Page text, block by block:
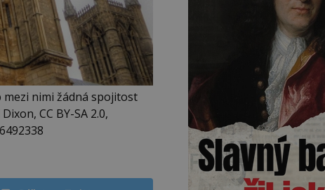
mezi nimi žádná spojitost
CC BY-SA 2.0,